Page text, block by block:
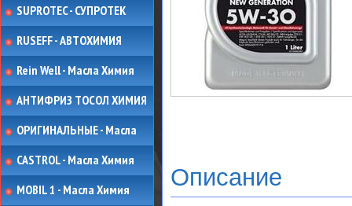
SUPROTEC - СУПРОТЕК
RUSEFF - АВТОХИМИЯ
Rein Well - Масла Химия
АНТИФРИЗ ТОСОЛ ХИМИЯ
ОРИГИНАЛЬНЫЕ - Масла
CASTROL - Масла Химия
MOBIL 1 - Масла Химия
Описание